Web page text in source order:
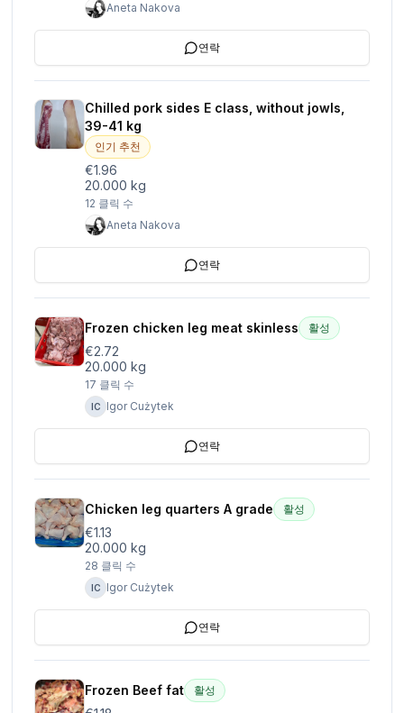
Aneta Nakova
연락
Chilled pork sides E class, without jowls,
39-41 kg
인기 추천
€1.96
20.000 kg
12 클릭 수
Aneta Nakova
연락
Frozen chicken leg meat skinless 활성
€2.72
20.000 kg
17 클릭 수
IC Igor Cużytek
연락
Chicken leg quarters A grade 활성
€1.13
20.000 kg
28 클릭 수
IC Igor Cużytek
연락
Frozen Beef fat 활성